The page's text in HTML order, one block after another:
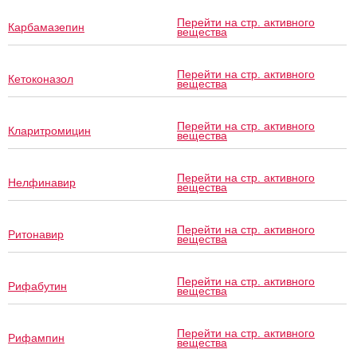
Карбамазепин Перейти на стр. активного
вещества
Кетоконазол Перейти на стр. активного
вещества
Кларитромицин Перейти на стр. активного
вещества
Нелфинавир Перейти на стр. активного
вещества
Ритонавир Перейти на стр. активного
вещества
Рифабутин Перейти на стр. активного
вещества
Рифампин Перейти на стр. активного
вещества